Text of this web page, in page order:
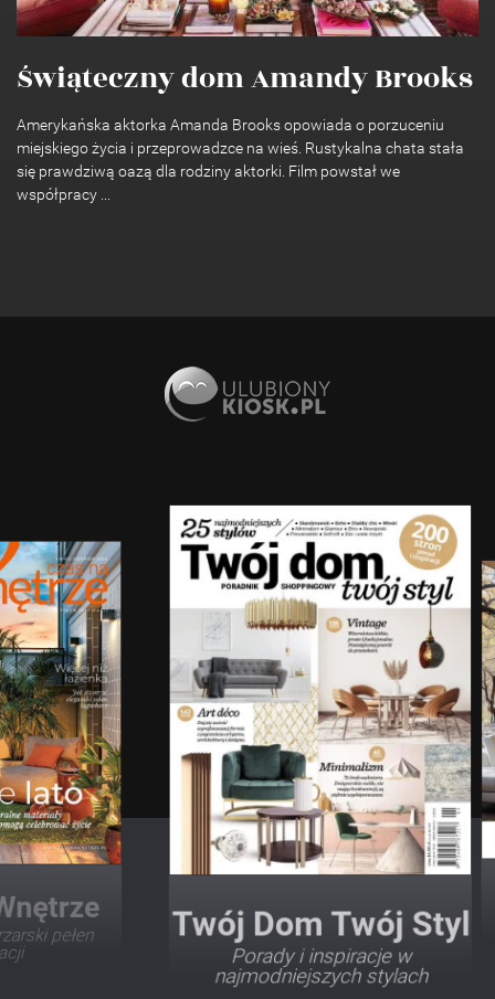
Świąteczny dom Amandy Brooks
Amerykańska aktorka Amanda Brooks opowiada o porzuceniu
miejskiego życia i przeprowadzce na wieś. Rustykalna chata stała
się prawdziwą oazą dla rodziny aktorki. Film powstał we
współpracy ...
Twój Dom Twój Styl
Porady i inspiracje w
najmodniejszych stylach